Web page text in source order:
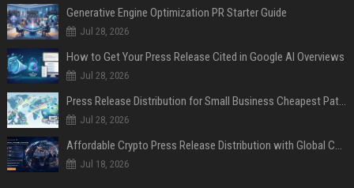
Generative Engine Optimization PR Starter Guide
Jul 28, 2026
How to Get Your Press Release Cited in Google AI Overviews
Jul 28, 2026
Press Release Distribution for Small Business Cheapest Path to Real Coverage
Jul 28, 2026
Affordable Crypto Press Release Distribution with Global Coverage
Jul 18, 2026